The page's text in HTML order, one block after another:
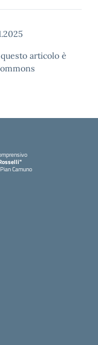
articolo è
Camuno
pagina iniziale della scuola